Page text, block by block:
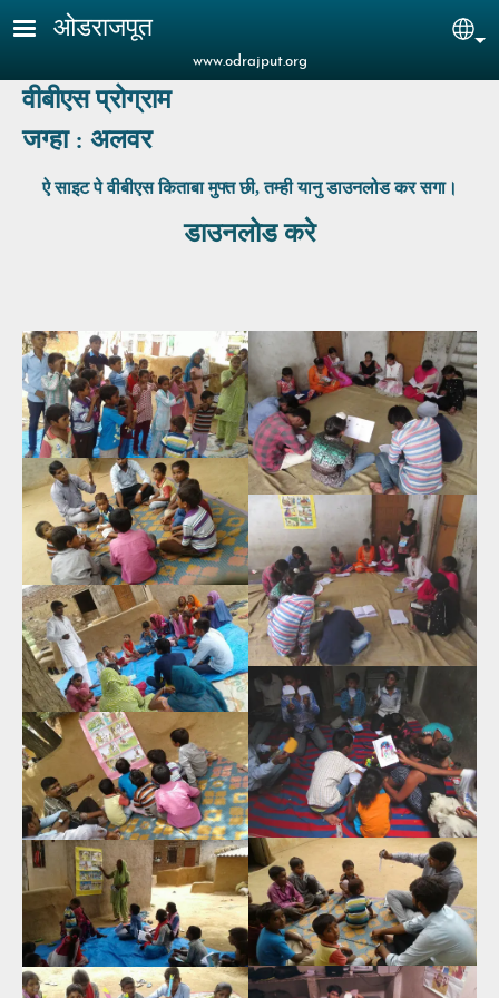
Skip to main content
ओडराजपूत
www.odrajput.org
वीबीएस प्रोग्राम
जग्हा : अलवर
ऐ साइट पे वीबीएस किताबा मुफ्त छी, तम्ही यानुडाउनलोड कर सगा।
डाउनलोड करे